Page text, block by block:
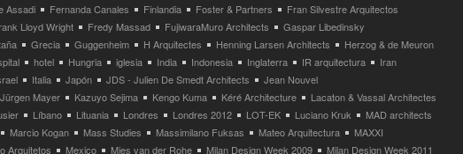
Assadi Fernanda Canales Finlandia Foster & Partners
Fran Silvestre Arquitectos
Lloyd Wright Fredy Massad FujiwaraMuro Architects
Gaspar Libedinsky
Grecia Guggenheim H Arquitectes Henning Larsen Architects
Herzog & de Meuron
hotel Hungria iglesia India Indonesia Inglaterra IR arquitectura
Iran
Italia Japón JDS - Julien De Smedt Architects
Jean Nouvel
Jürgen Mayer Kazuyo Sejima Kengo Kuma Kéré Architecture
Lacaton & Vassal Architectes
Líbano Lituania Londres Londres 2012 LOT-EK Luciano Kruk
MAD architects
Marcio Kogan Mass Studies Massimilano Fuksas Mateo Arquitectura
MAXXI
Arquitetos Mexico Mies van der Rohe Milan Design Week 2009 Milan Design Week 2011